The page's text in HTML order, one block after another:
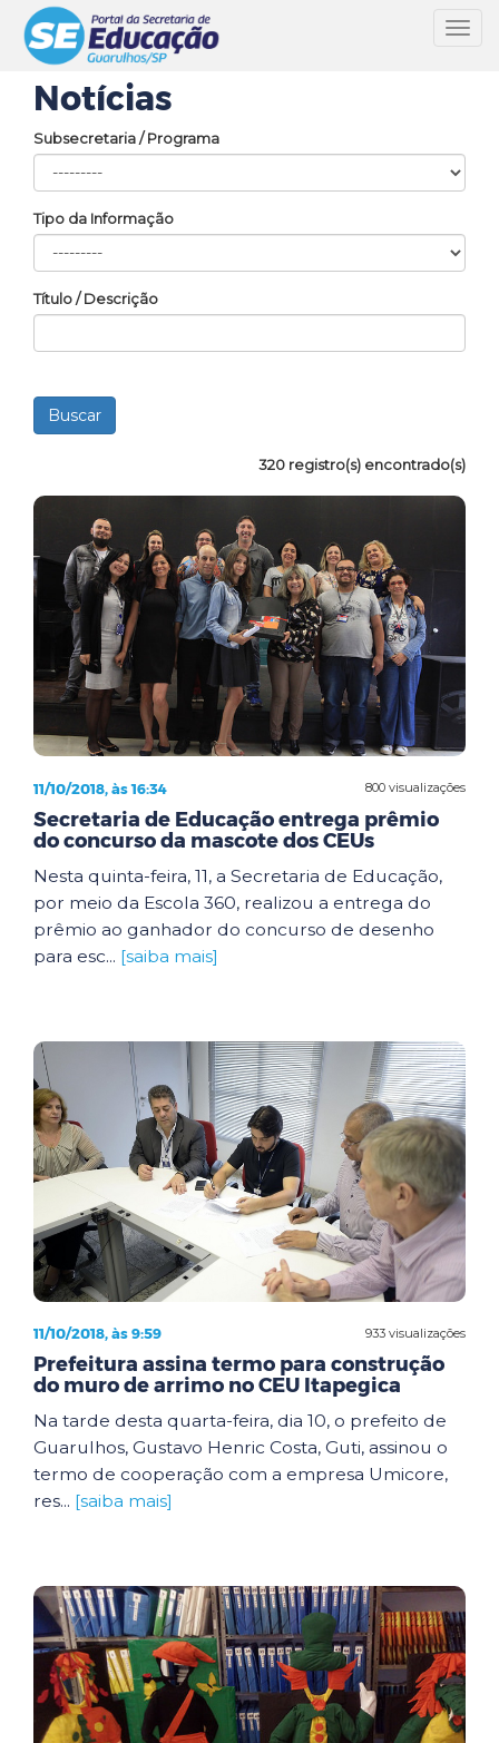
Notícias
Subsecretaria / Programa
Tipo da Informação
Título / Descrição
320 registro(s) encontrado(s)
800 visualizações
11/10/2018, às 16:34
Secretaria de Educação entrega prêmio
do concurso da mascote dos CEUs
Nesta quinta-feira, 11, a Secretaria de Educação,
por meio da Escola 360, realizou a entrega do
prêmio ao ganhador do concurso de desenho
para esc... [saiba mais]
933 visualizações
11/10/2018, às 9:59
Prefeitura assina termo para construção
do muro de arrimo no CEU Itapegica
Na tarde desta quarta-feira, dia 10, o prefeito de
Guarulhos, Gustavo Henric Costa, Guti, assinou o
termo de cooperação com a empresa Umicore,
res... [saiba mais]